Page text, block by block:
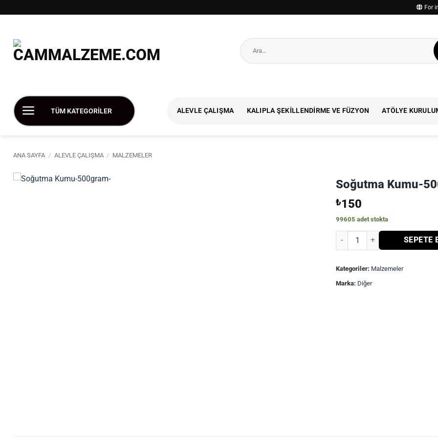
atla
For
Ara:
TÜM KATEGORİLER ALEVLE ÇALIŞMA KALIPLA ŞEKILLENDIRME VE FÜZYON ATÖLYE
ANA SAYFA / ALEVLE ÇALIŞMA / MALZEMELER
Soğutma Kumu-
₺150
99605 adet stokta
Soğutma Kumu-500gram- adet
SEPETE
Kategoriler: Malzemeler
Marka: Diğer